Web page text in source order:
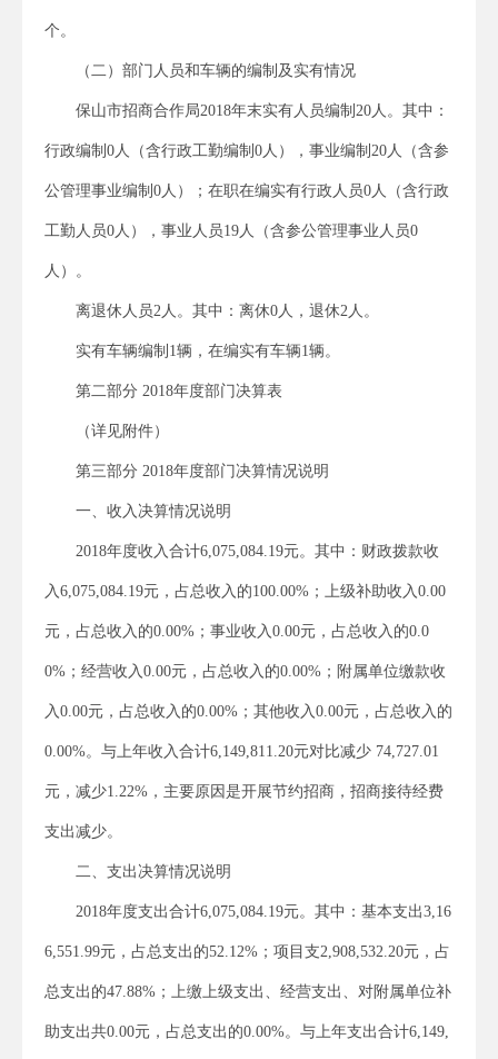
个。
（二）部门人员和车辆的编制及实有情况
保山市招商合作局2018年末实有人员编制20人。其中：
行政编制0人（含行政工勤编制0人），事业编制20人（含参
公管理事业编制0人）；在职在编实有行政人员0人（含行政
工勤人员0人），事业人员19人（含参公管理事业人员0
人）。
离退休人员2人。其中：离休0人，退休2人。
实有车辆编制1辆，在编实有车辆1辆。
第二部分 2018年度部门决算表
（详见附件）
第三部分 2018年度部门决算情况说明
一、收入决算情况说明
2018年度收入合计6,075,084.19元。其中：财政拨款收
入6,075,084.19元，占总收入的100.00%；上级补助收入0.00
元，占总收入的0.00%；事业收入0.00元，占总收入的0.0
0%；经营收入0.00元，占总收入的0.00%；附属单位缴款收
入0.00元，占总收入的0.00%；其他收入0.00元，占总收入的
0.00%。与上年收入合计6,149,811.20元对比减少 74,727.01
元，减少1.22%，主要原因是开展节约招商，招商接待经费
支出减少。
二、支出决算情况说明
2018年度支出合计6,075,084.19元。其中：基本支出3,16
6,551.99元，占总支出的52.12%；项目支2,908,532.20元，占
总支出的47.88%；上缴上级支出、经营支出、对附属单位补
助支出共0.00元，占总支出的0.00%。与上年支出合计6,149,